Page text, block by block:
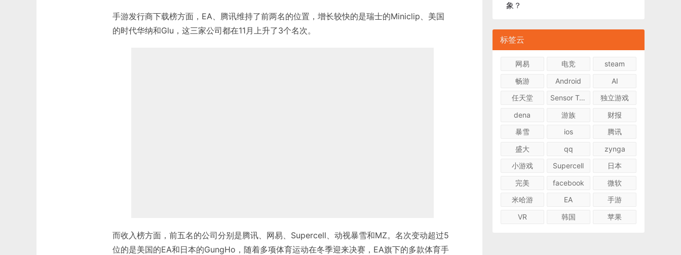
手游发行商下载榜方面，EA、腾讯维持了前两名的位置，增长较快的是瑞士的Miniclip、美国
的时代华纳和Glu，这三家公司都在11月上升了3个名次。
而收入榜方面，前五名的公司分别是腾讯、网易、Supercell、动视暴雪和MZ。名次变动超过5
位的是美国的EA和日本的GungHo，随着多项体育运动在冬季迎来决赛，EA旗下的多款体育手
象？
标签云
网易 电竞
steam
畅游
Android
AI
任天堂
Sensor Tower
独立游戏
dena
游族
财报
暴雪
ios
腾讯
盛大
qq
zynga
小游戏
Supercell
日本
完美
facebook
微软
米哈游
EA
手游
VR
韩国 苹果